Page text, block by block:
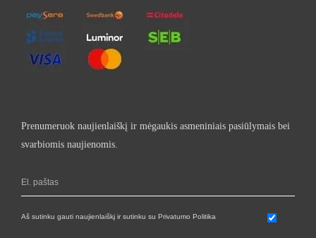
Prenumeruok naujienlaiškį ir mėgaukis asmeniniais pasiūlymais bei
svarbiomis naujienomis.
Aš sutinku gauti naujienlaiškį ir sutinku su Privatumo Politika